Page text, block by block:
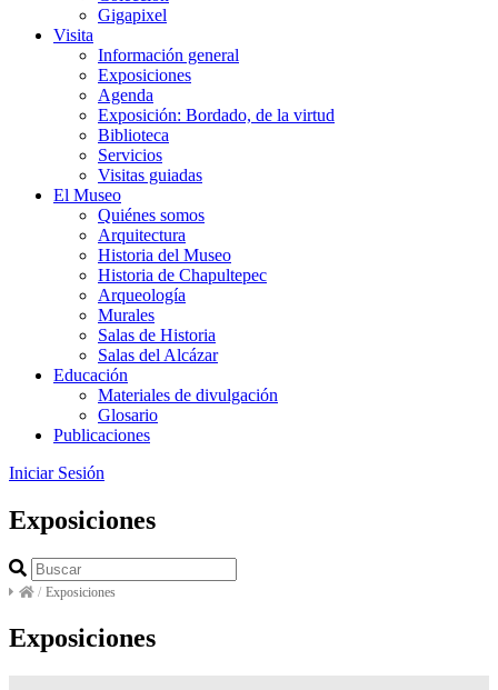
Gigapixel
Visita
Información general
Exposiciones
Agenda
Exposición: Bordado, de la virtud
Biblioteca
Servicios
Visitas guiadas
El Museo
Quiénes somos
Arquitectura
Historia del Museo
Historia de Chapultepec
Arqueología
Murales
Salas de Historia
Salas del Alcázar
Educación
Materiales de divulgación
Glosario
Publicaciones
Iniciar Sesión
Exposiciones
/ Exposiciones
Exposiciones